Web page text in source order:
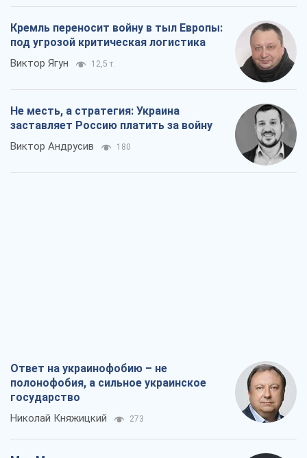
Кремль переносит войну в тыл Европы:
под угрозой критическая логистика
Виктор Ягун 12,5 т.
Не месть, а стратегия: Украина
заставляет Россию платить за войну
Виктор Андрусив 180
Ответ на украинофобию – не
полонофобия, а сильное украинское
государство
Николай Княжицкий 273